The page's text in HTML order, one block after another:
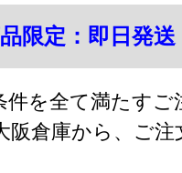
限定：即日発送
を全て満たすご
阪倉庫から、ご